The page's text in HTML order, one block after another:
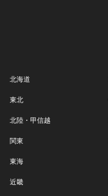
北海道
東北
北陸・甲信越
関東
東海
近畿